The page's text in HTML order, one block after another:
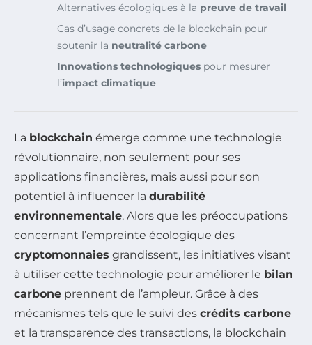
Alternatives écologiques à la preuve de travail
Cas d’usage concrets de la blockchain pour
soutenir la neutralité carbone
Innovations technologiques pour mesurer
l’impact climatique
La blockchain émerge comme une technologie
révolutionnaire, non seulement pour ses
applications financières, mais aussi pour son
potentiel à influencer la durabilité
environnementale. Alors que les préoccupations
concernant l’empreinte écologique des
cryptomonnaies grandissent, les initiatives visant
à utiliser cette technologie pour améliorer le bilan
carbone prennent de l’ampleur. Grâce à des
mécanismes tels que le suivi des crédits carbone
et la transparence des transactions, la blockchain